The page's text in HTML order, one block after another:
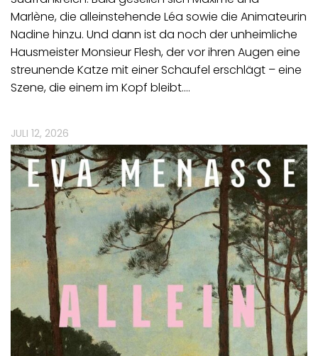
Marlène, die alleinstehende Léa sowie die Animateurin
Nadine hinzu. Und dann ist da noch der unheimliche
Hausmeister Monsieur Flesh, der vor ihren Augen eine
streunende Katze mit einer Schaufel erschlägt – eine
Szene, die einem im Kopf bleibt.…
JULI 12, 2026